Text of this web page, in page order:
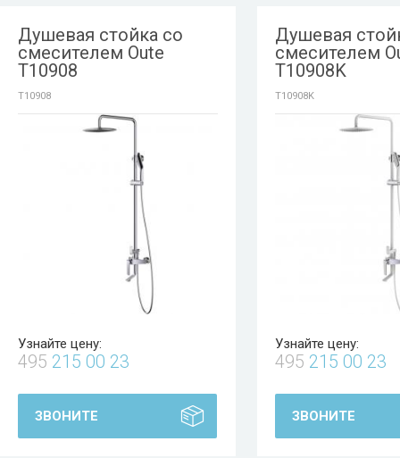
Душевая стойка со
смесителем Oute
T10908
T10908
Узнайте цену:
495 215 00 23
ЗВОНИТЕ
Душевая
смесителем
T10908K
T10908K
Узнайте цену:
495 215 00 23
ЗВОНИТЕ